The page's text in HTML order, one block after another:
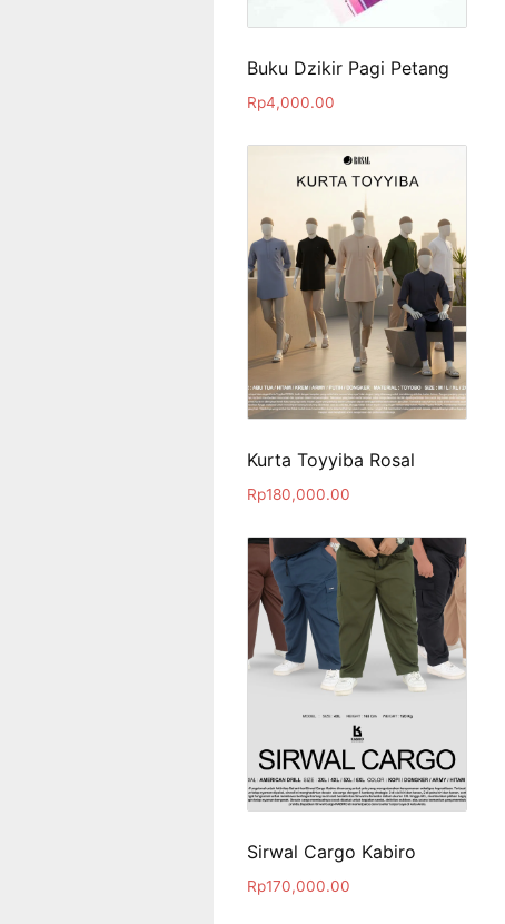
Buku Dzikir Pagi Petang
Rp4,000.00
Kurta Toyyiba Rosal
Rp180,000.00
Sirwal Cargo Kabiro
Rp170,000.00